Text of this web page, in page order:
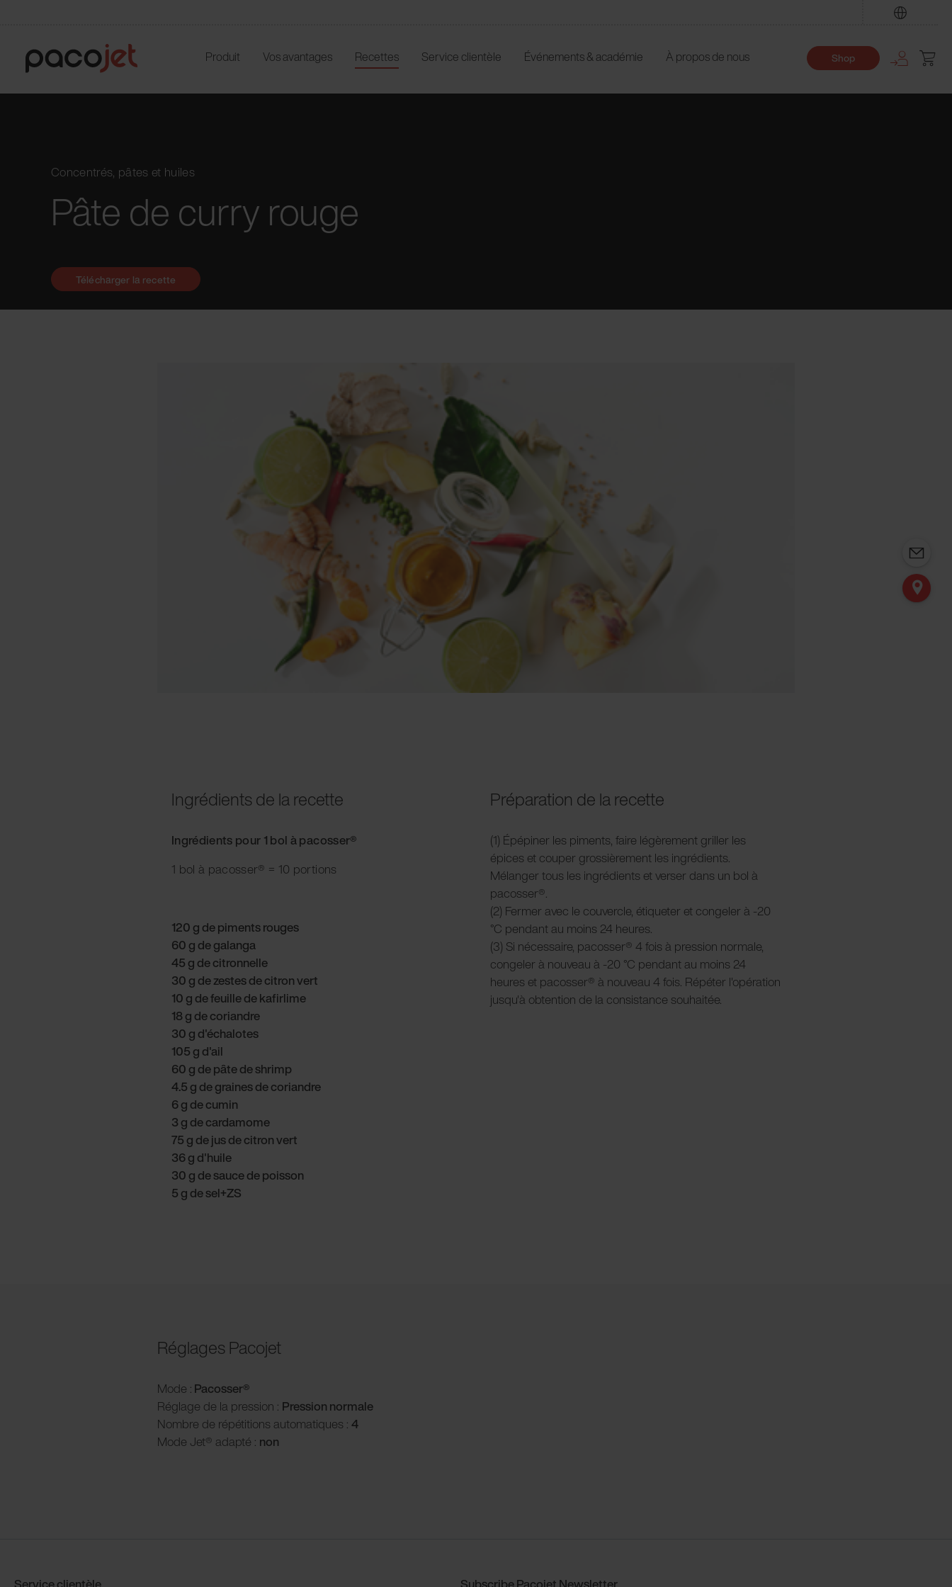
Produit Vos avantages Recettes Service clientèle Événements & académie À propos de nous Shop
Concentrés, pâtes et huiles
Pâte de curry rouge
Ingrédients de la recette
Ingrédients pour 1 bol à pacosser®
1 bol à pacosser® = 10 portions
120 g de piments rouges
60 g de galanga
45 g de citronnelle
30 g de zestes de citron vert
10 g de feuille de kafirlime
18 g de coriandre
30 g d'échalotes
105 g d'ail
60 g de pâte de shrimp
4.5 g de graines de coriandre
6 g de cumin
3 g de cardamome
75 g de jus de citron vert
36 g d'huile
30 g de sauce de poisson
5 g de sel+ZS
Préparation de la recette
(1) Épépiner les piments, faire légèrement griller les
épices et couper grossièrement les ingrédients.
Mélanger tous les ingrédients et verser dans un bol à
pacosser®.
(2) Fermer avec le couvercle, étiqueter et congeler à -20
°C pendant au moins 24 heures.
(3) Si nécessaire, pacosser® 4 fois à pression normale,
congeler à nouveau à -20 °C pendant au moins 24
heures et pacosser® à nouveau 4 fois. Répéter l'opération
jusqu'à obtention de la consistance souhaitée.
Réglages Pacojet
Mode : Pacosser®
Réglage de la pression : Pression normale
Nombre de répétitions automatiques : 4
Mode Jet® adapté : non
Télécharger la recette